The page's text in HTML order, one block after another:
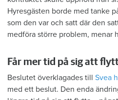
Hyresgästen borde med tanke
som den var och satt där den
medföra större problem, menar
Får mer tid på sig att
Beslutet överklagades till Svea
med ett beslut. Den enda